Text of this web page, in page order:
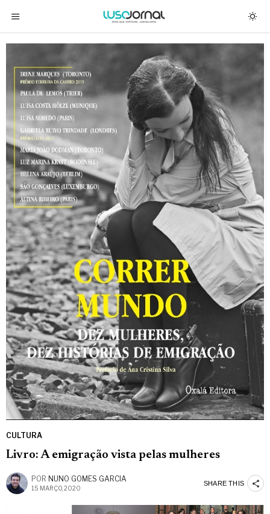
CULTURA
Livro: A emigração vista pelas mulheres
POR NUNO GOMES GARCIA
15 MARÇO, 2020
SHARE THIS